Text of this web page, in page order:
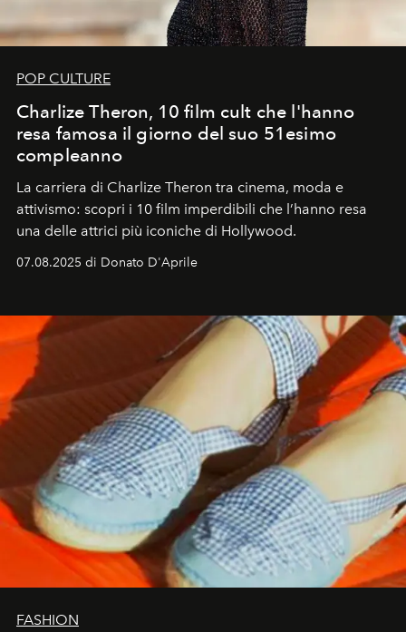
POP CULTURE
Charlize Theron, 10 film cult che l'hanno
resa famosa il giorno del suo 51esimo
compleanno
La carriera di Charlize Theron tra cinema, moda e
attivismo: scopri i 10 film imperdibili che l’hanno resa
una delle attrici più iconiche di Hollywood.
07.08.2025 di Donato D'Aprile
FASHION